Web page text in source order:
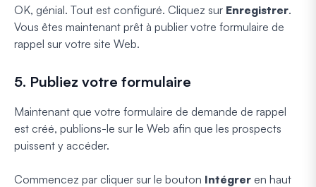
OK, génial. Tout est configuré. Cliquez sur Enregistrer.
Vous êtes maintenant prêt à publier votre formulaire de
rappel sur votre site Web.
5. Publiez votre formulaire
Maintenant que votre formulaire de demande de rappel
est créé, publions-le sur le Web afin que les prospects
puissent y accéder.
Commencez par cliquer sur le bouton Intégrer en haut